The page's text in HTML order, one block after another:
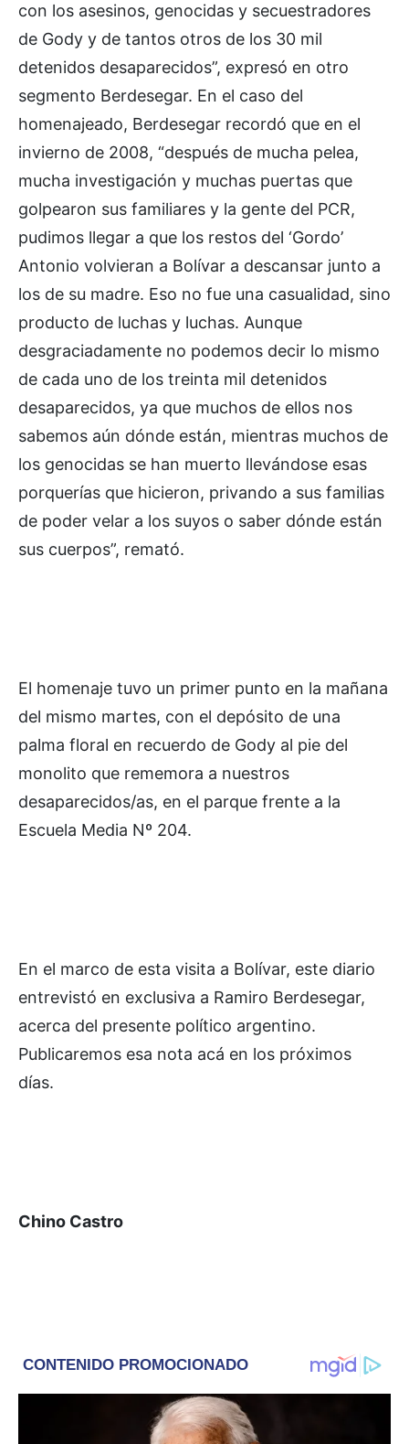
con los asesinos, genocidas y secuestradores
de Gody y de tantos otros de los 30 mil
detenidos desaparecidos”, expresó en otro
segmento Berdesegar. En el caso del
homenajeado, Berdesegar recordó que en el
invierno de 2008, “después de mucha pelea,
mucha investigación y muchas puertas que
golpearon sus familiares y la gente del PCR,
pudimos llegar a que los restos del ‘Gordo’
Antonio volvieran a Bolívar a descansar junto a
los de su madre. Eso no fue una casualidad, sino
producto de luchas y luchas. Aunque
desgraciadamente no podemos decir lo mismo
de cada uno de los treinta mil detenidos
desaparecidos, ya que muchos de ellos nos
sabemos aún dónde están, mientras muchos de
los genocidas se han muerto llevándose esas
porquerías que hicieron, privando a sus familias
de poder velar a los suyos o saber dónde están
sus cuerpos”, remató.
El homenaje tuvo un primer punto en la mañana
del mismo martes, con el depósito de una
palma floral en recuerdo de Gody al pie del
monolito que rememora a nuestros
desaparecidos/as, en el parque frente a la
Escuela Media Nº 204.
En el marco de esta visita a Bolívar, este diario
entrevistó en exclusiva a Ramiro Berdesegar,
acerca del presente político argentino.
Publicaremos esa nota acá en los próximos
días.
Chino Castro